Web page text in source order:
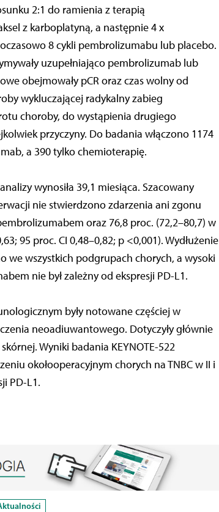
2:1 do ramienia z terapią
z karboplatyną, a następnie 4 x
8 cykli pembrolizumabu lub placebo.
uzupełniająco pembrolizumab lub
obejmowały pCR oraz czas wolny od
wykluczającej radykalny zabieg
choroby, do wystąpienia drugiego
przyczyny. Do badania włączono 1174
a 390 tylko chemioterapię.
wynosiła 39,1 miesiąca. Szacowany
nie stwierdzono zdarzenia ani zgonu
oraz 76,8 proc. (72,2–80,7) w
95 proc. CI 0,48–0,82; p <0,001). Wydłużenie
we wszystkich podgrupach chorych, a wysoki
nie był zależny od ekspresji PD-L1.
były notowane częściej w
neoadiuwantowego. Dotyczyły głównie
Wyniki badania KEYNOTE-522
okołooperacyjnym chorych na TNBC w II i
PD-L1.